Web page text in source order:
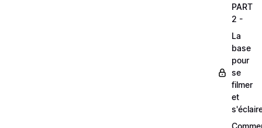
PART
2 -
La
base
pour
se
filmer
et